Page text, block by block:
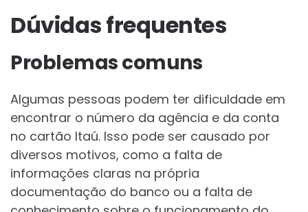
Dúvidas frequentes
Problemas comuns
Algumas pessoas podem ter dificuldade em
encontrar o número da agência e da conta
no cartão Itaú. Isso pode ser causado por
diversos motivos, como a falta de
informações claras na própria
documentação do banco ou a falta de